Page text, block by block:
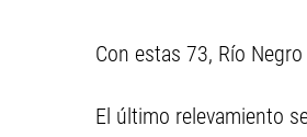
Con estas 73, Río
El último relevamiento